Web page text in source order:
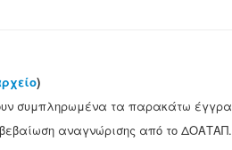
)
συμπληρωμένα τα παρακάτω
αναγνώρισης από το ΔΟΑΤΑΠ.